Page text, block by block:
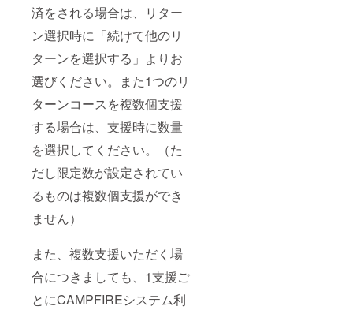
済をされる場合は、リター
ン選択時に「続けて他のリ
ターンを選択する」よりお
選びください。また1つのリ
ターンコースを複数個支援
する場合は、支援時に数量
を選択してください。（た
だし限定数が設定されてい
るものは複数個支援ができ
ません）
また、複数支援いただく場
合につきましても、1支援ご
とにCAMPFIREシステム利